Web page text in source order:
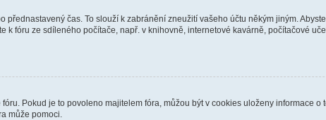
přednastavený čas. To slouží k zabránění zneužití vašeho účtu někým jiným.
k fóru ze sdíleného počítače, např. v knihovně, internetové kavárně, počítačové
Pokud je to povoleno majitelem fóra, můžou být v cookies uloženy informace o
může pomoci.